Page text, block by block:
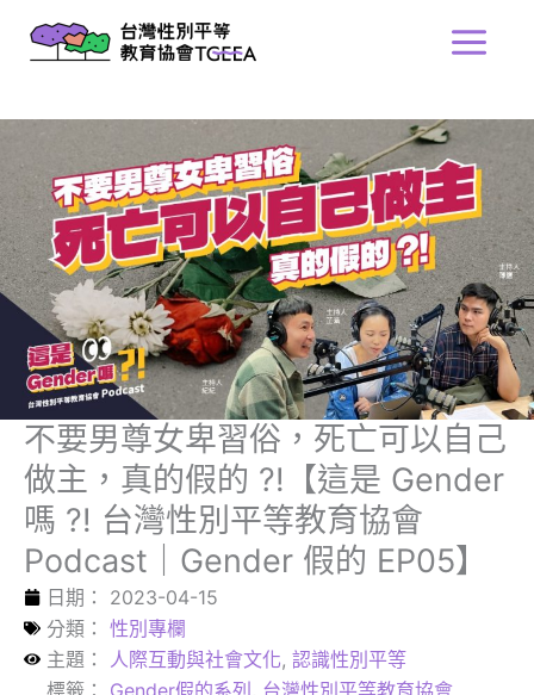
Main
不要男尊女卑習俗，死亡可以自己
做主，真的假的 ?!【這是 Gender
嗎 ?! 台灣性別平等教育協會
Podcast｜Gender 假的 EP05】
日期：
2023-04-15
分類： 性別專欄
主題：
人際互動與社會文化, 認識性別平等
標籤：
Gender假的系列, 台灣性別平等教育協會